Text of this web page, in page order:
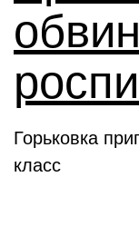
Горьковка
класс